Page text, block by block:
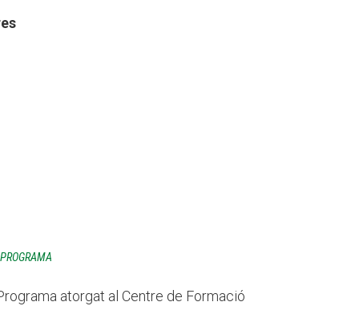
atorgat al Centre de Formació